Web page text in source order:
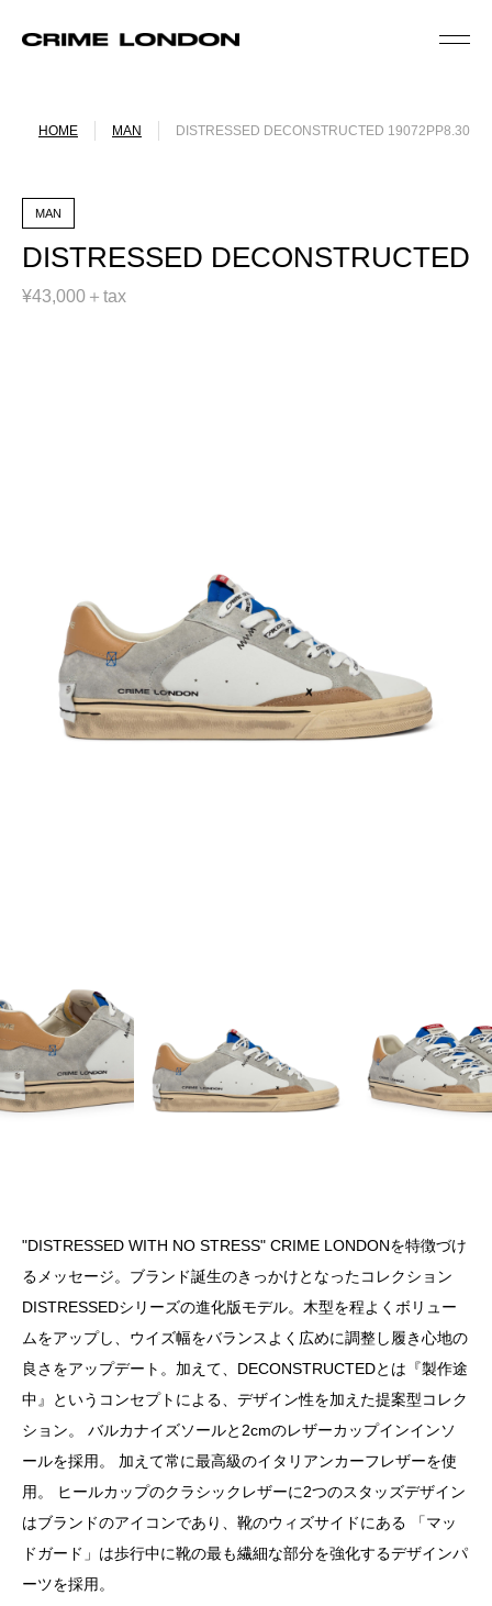
HOME MAN DISTRESSED DECONSTRUCTED 19072PP8.30
MAN
DISTRESSED DECONSTRUCTED
¥43,000＋tax
"DISTRESSED WITH NO STRESS" CRIME LONDONを特徴づけ
るメッセージ。ブランド誕生のきっかけとなったコレクション
DISTRESSEDシリーズの進化版モデル。木型を程よくボリュー
ムをアップし、ウイズ幅をバランスよく広めに調整し履き心地の
良さをアップデート。加えて、DECONSTRUCTEDとは『製作途
中』というコンセプトによる、デザイン性を加えた提案型コレク
ション。 バルカナイズソールと2cmのレザーカップインインソ
ールを採用。 加えて常に最高級のイタリアンカーフレザーを使
用。 ヒールカップのクラシックレザーに2つのスタッズデザイン
はブランドのアイコンであり、靴のウィズサイドにある 「マッ
ドガード」は歩行中に靴の最も繊細な部分を強化するデザインパ
ーツを採用。